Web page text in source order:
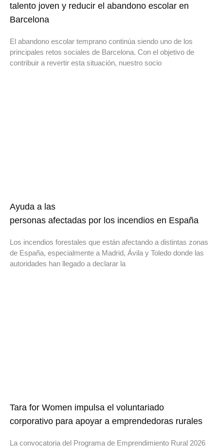
talento joven y reducir el abandono escolar en
Barcelona
El abandono escolar temprano continúa siendo uno de los
principales retos sociales de Barcelona. Con el objetivo de
contribuir a revertir esta situación, nuestro socio
Ayuda a las
personas afectadas por los incendios en España
Los incendios forestales que están afectando a distintas zonas
de España, especialmente a Madrid, Ávila y Toledo donde las
autoridades han llegado a declarar la
Tara for Women impulsa el voluntariado
corporativo para apoyar a emprendedoras rurales
La convocatoria del Programa de Emprendimiento Rural 2026